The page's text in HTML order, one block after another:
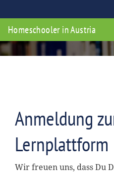
Homeschooler in Austria
Anmeldung
Lernplattform
Wir freuen uns, dass Du